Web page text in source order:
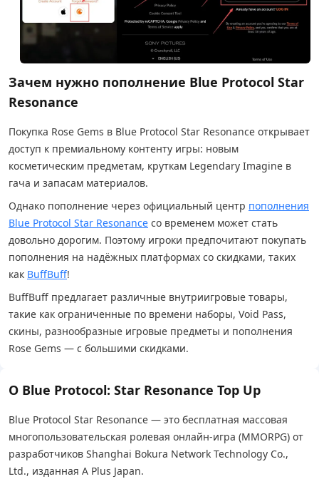
Зачем нужно пополнение Blue Protocol Star
Resonance
Покупка Rose Gems в Blue Protocol Star Resonance открывает
доступ к премиальному контенту игры: новым
косметическим предметам, круткам Legendary Imagine в
гача и запасам материалов.
Однако пополнение через официальный центр пополнения
Blue Protocol Star Resonance со временем может стать
довольно дорогим. Поэтому игроки предпочитают покупать
пополнения на надёжных платформах со скидками, таких
как BuffBuff!
BuffBuff предлагает различные внутриигровые товары,
такие как ограниченные по времени наборы, Void Pass,
скины, разнообразные игровые предметы и пополнения
Rose Gems — с большими скидками.
О Blue Protocol: Star Resonance Top Up
Blue Protocol Star Resonance — это бесплатная массовая
многопользовательская ролевая онлайн-игра (MMORPG) от
разработчиков Shanghai Bokura Network Technology Co.,
Ltd., изданная A Plus Japan.